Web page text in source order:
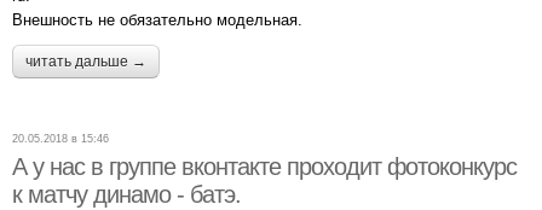
Внешность не обязательно модельная.
читать дальше →
20.05.2018 в 15:46
А у нас в группе вконтакте проходит фотоконкурс
к матчу динамо - батэ.